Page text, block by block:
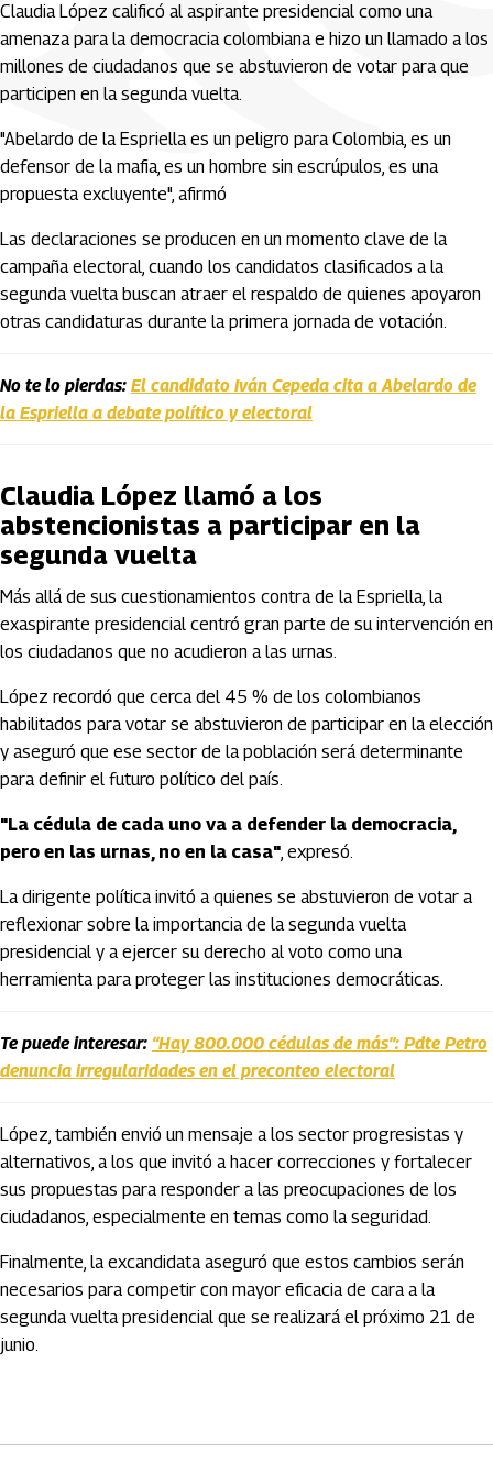
Claudia López calificó al aspirante presidencial como una
amenaza para la democracia colombiana e hizo un llamado a los
millones de ciudadanos que se abstuvieron de votar para que
participen en la segunda vuelta.
"Abelardo de la Espriella es un peligro para Colombia, es un
defensor de la mafia, es un hombre sin escrúpulos, es una
propuesta excluyente", afirmó
Las declaraciones se producen en un momento clave de la
campaña electoral, cuando los candidatos clasificados a la
segunda vuelta buscan atraer el respaldo de quienes apoyaron
otras candidaturas durante la primera jornada de votación.
No te lo pierdas: El candidato Iván Cepeda cita a Abelardo de
la Espriella a debate político y electoral
Claudia López llamó a los
abstencionistas a participar en la
segunda vuelta
Más allá de sus cuestionamientos contra de la Espriella, la
exaspirante presidencial centró gran parte de su intervención en
los ciudadanos que no acudieron a las urnas.
López recordó que cerca del 45 % de los colombianos
habilitados para votar se abstuvieron de participar en la elección
y aseguró que ese sector de la población será determinante
para definir el futuro político del país.
"La cédula de cada uno va a defender la democracia,
pero en las urnas, no en la casa", expresó.
La dirigente política invitó a quienes se abstuvieron de votar a
reflexionar sobre la importancia de la segunda vuelta
presidencial y a ejercer su derecho al voto como una
herramienta para proteger las instituciones democráticas.
Te puede interesar: “Hay 800.000 cédulas de más”: Pdte Petro
denuncia irregularidades en el preconteo electoral
López, también envió un mensaje a los sector progresistas y
alternativos, a los que invitó a hacer correcciones y fortalecer
sus propuestas para responder a las preocupaciones de los
ciudadanos, especialmente en temas como la seguridad.
Finalmente, la excandidata aseguró que estos cambios serán
necesarios para competir con mayor eficacia de cara a la
segunda vuelta presidencial que se realizará el próximo 21 de
junio.